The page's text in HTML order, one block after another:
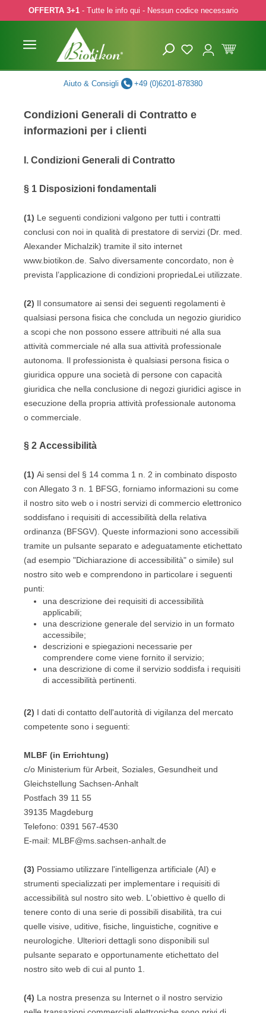
to main content
Skip to search
Skip to main navigation
OFFERTA 3+1- Tutte le info qui - Nessun codice necessario
Aiuto & Consigli +49 (0)6201-878380
Condizioni Generali di Contratto e
informazioni per i clienti
I. Condizioni Generali di Contratto
§ 1 Disposizioni fondamentali
(1) Le seguenti condizioni valgono per tutti i contratti
conclusi con noi in qualità di prestatore di servizi (Dr. med.
Alexander Michalzik) tramite il sito internet
www.biotikon.de. Salvo diversamente concordato, non è
prevista l’applicazione di condizioni propriedaLei utilizzate.
(2) Il consumatore ai sensi dei seguenti regolamenti è
qualsiasi persona fisica che concluda un negozio giuridico
a scopi che non possono essere attribuiti né alla sua
attività commerciale né alla sua attività professionale
autonoma. Il professionista è qualsiasi persona fisica o
giuridica oppure una società di persone con capacità
giuridica che nella conclusione di negozi giuridici agisce in
esecuzione della propria attività professionale autonoma
o commerciale.
§ 2 Accessibilità
(1) Ai sensi del § 14 comma 1 n. 2 in combinato disposto
con Allegato 3 n. 1 BFSG, forniamo informazioni su come
il nostro sito web o i nostri servizi di commercio elettronico
soddisfano i requisiti di accessibilità della relativa
ordinanza (BFSGV). Queste informazioni sono accessibili
tramite un pulsante separato e adeguatamente etichettato
(ad esempio "Dichiarazione di accessibilità" o simile) sul
nostro sito web e comprendono in particolare i seguenti
punti:
una descrizione dei requisiti di accessibilità
applicabili;
una descrizione generale del servizio in un formato
accessibile;
descrizioni e spiegazioni necessarie per
comprendere come viene fornito il servizio;
una descrizione di come il servizio soddisfa i requisiti
di accessibilità pertinenti.
(2) I dati di contatto dell'autorità di vigilanza del mercato
competente sono i seguenti:
MLBF (in Errichtung)
c/o Ministerium für Arbeit, Soziales, Gesundheit und
Gleichstellung Sachsen-Anhalt
Postfach 39 11 55
39135 Magdeburg
Telefono: 0391 567-4530
E-mail: MLBF@ms.sachsen-anhalt.de
(3) Possiamo utilizzare l'intelligenza artificiale (AI) e
strumenti specializzati per implementare i requisiti di
accessibilità sul nostro sito web. L'obiettivo è quello di
tenere conto di una serie di possibili disabilità, tra cui
quelle visive, uditive, fisiche, linguistiche, cognitive e
neurologiche. Ulteriori dettagli sono disponibili sul
pulsante separato e opportunamente etichettato del
nostro sito web di cui al punto 1.
(4) La nostra presenza su Internet o il nostro servizio